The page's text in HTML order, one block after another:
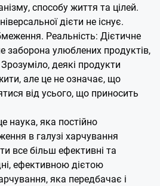
способу життя та цілей.
дієти не існує.
Реальність: Дієтичне
заборона улюблених продуктів,
деякі продукти
але це не означає, що
від усього, що приносить
наука, яка постійно
в галузі харчування
все більш ефективні та
ефективною дієтою
яка передбачає і